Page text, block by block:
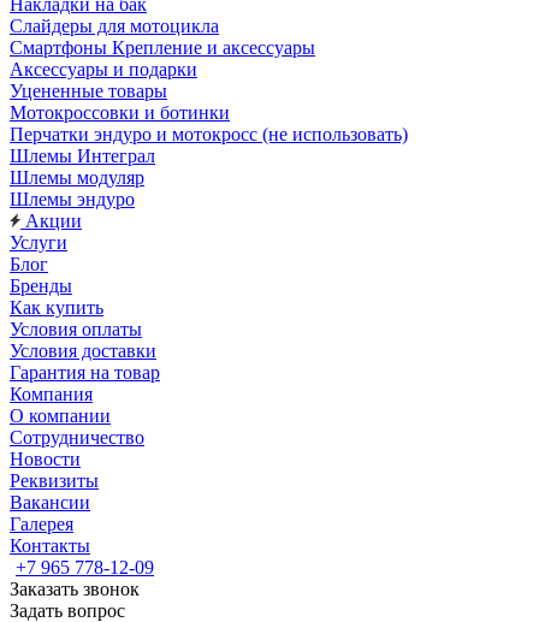
Накладки на бак
Слайдеры для мотоцикла
Смартфоны Крепление и аксессуары
Аксессуары и подарки
Уцененные товары
Мотокроссовки и ботинки
Перчатки эндуро и мотокросс (не использовать)
Шлемы Интеграл
Шлемы модуляр
Шлемы эндуро
Акции
Услуги
Блог
Бренды
Как купить
Условия оплаты
Условия доставки
Гарантия на товар
Компания
О компании
Сотрудничество
Новости
Реквизиты
Вакансии
Галерея
Контакты
+7 965 778-12-09
Заказать звонок
Задать вопрос